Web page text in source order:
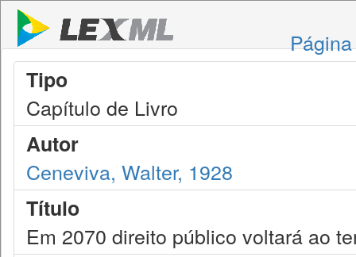
Tipo
Capítulo de Livro
Autor
Ceneviva, Walter, 1928
Título
Em 2070 direito público voltará ao